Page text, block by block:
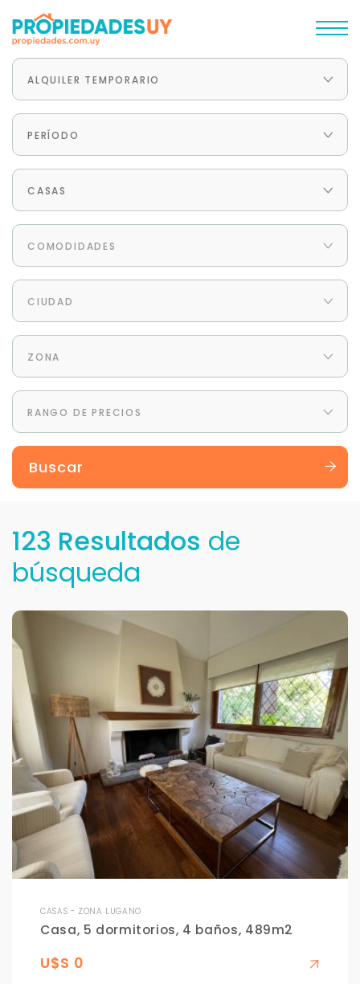
ALQUILER TEMPORARIO
PERÍODO
CASAS
COMODIDADES
CIUDAD
ZONA
RANGO DE PRECIOS
Buscar
123 Resultados de
búsqueda
CASAS - ZONA LUGANO
Casa, 5 dormitorios, 4 baños, 489m2
U$S 0